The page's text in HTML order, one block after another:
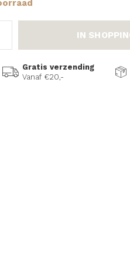
IN
Gratis verzending
Vanaf €20,-